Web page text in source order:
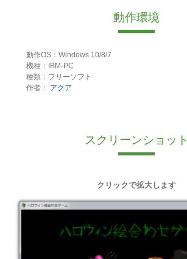
動作環境
動作OS：Windows 10/8/7
機種：IBM-PC
種類：フリーソフト
作者：
アクア
スクリーンショット
クリックで拡大します